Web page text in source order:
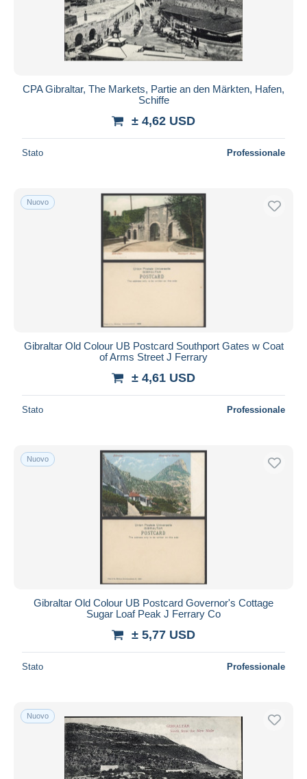
CPA Gibraltar, The Markets, Partie an den Märkten, Hafen,
Schiffe
± 4,62 USD
Stato Professionale
Nuovo
Gibraltar Old Colour UB Postcard Southport Gates w Coat
of Arms Street J Ferrary
± 4,61 USD
Stato Professionale
Nuovo
Gibraltar Old Colour UB Postcard Governor's Cottage
Sugar Loaf Peak J Ferrary Co
± 5,77 USD
Stato Professionale
Nuovo